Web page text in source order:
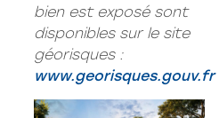
bien est exposé sont
disponibles sur le site
géorisques :
www.georisques.gouv.fr